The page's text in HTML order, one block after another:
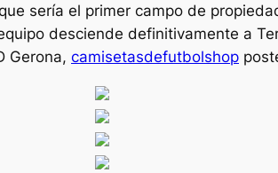
sería el primer campo de
desciende definitivamente a
Gerona, camisetasdefutbolshop